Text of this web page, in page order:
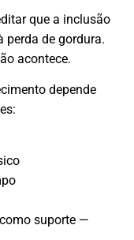
que a inclusão
perda de gordura.
acontece.
depende
suporte —